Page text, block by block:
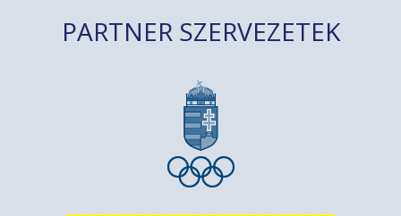
PARTNER SZERVEZETEK